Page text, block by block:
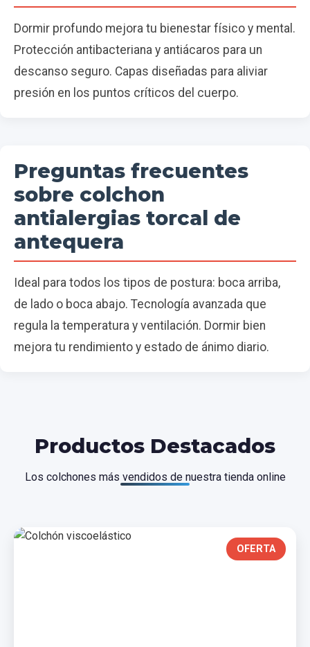
Dormir profundo mejora tu bienestar físico y mental.
Protección antibacteriana y antiácaros para un
descanso seguro. Capas diseñadas para aliviar
presión en los puntos críticos del cuerpo.
Preguntas frecuentes
sobre colchon
antialergias torcal de
antequera
Ideal para todos los tipos de postura: boca arriba,
de lado o boca abajo. Tecnología avanzada que
regula la temperatura y ventilación. Dormir bien
mejora tu rendimiento y estado de ánimo diario.
Productos Destacados
Los colchones más vendidos de nuestra tienda online
OFERTA